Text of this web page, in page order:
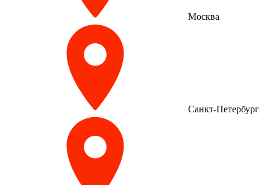
Москва
Санкт-Петербург